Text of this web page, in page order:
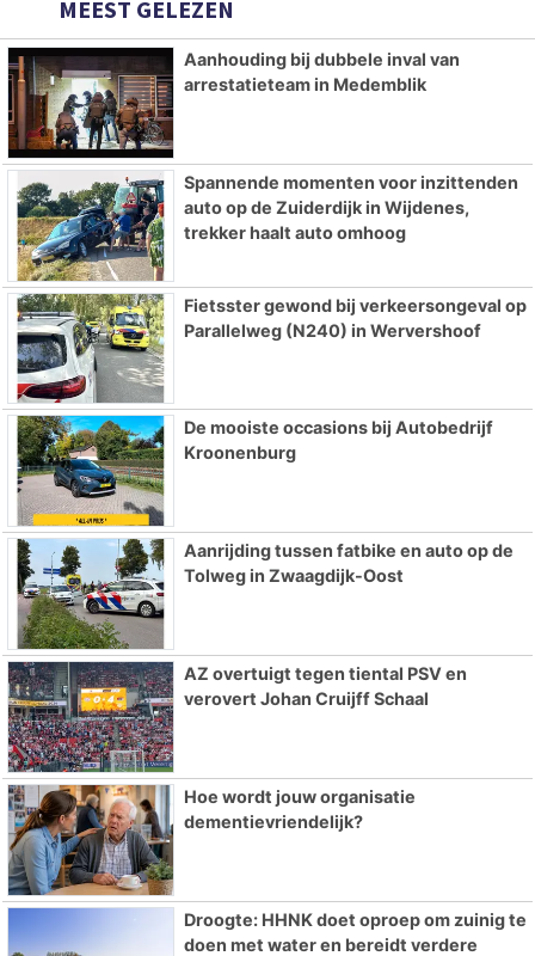
MEEST GELEZEN
Aanhouding bij dubbele inval van
arrestatieteam in Medemblik
Spannende momenten voor inzittenden
auto op de Zuiderdijk in Wijdenes,
trekker haalt auto omhoog
Fietsster gewond bij verkeersongeval op
Parallelweg (N240) in Wervershoof
De mooiste occasions bij Autobedrijf
Kroonenburg
Aanrijding tussen fatbike en auto op de
Tolweg in Zwaagdijk-Oost
AZ overtuigt tegen tiental PSV en
verovert Johan Cruijff Schaal
Hoe wordt jouw organisatie
dementievriendelijk?
Droogte: HHNK doet oproep om zuinig te
doen met water en bereidt verdere